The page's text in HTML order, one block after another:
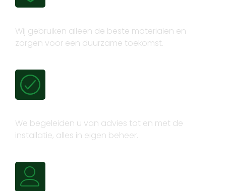
Wij gebruiken alleen de beste materialen en
zorgen voor een duurzame toekomst.
We begeleiden u van advies tot en met de
installatie, alles in eigen beheer.